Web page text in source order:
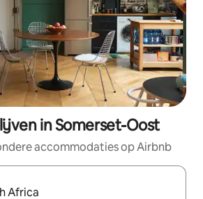
in Somerset-Oost
accommodaties op Airbnb
beschikbaar zijn, maak je een keuze